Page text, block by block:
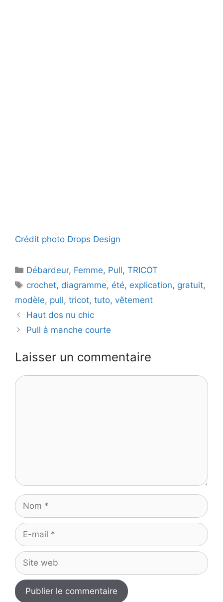
Crédit photo Drops Design
Catégories
Débardeur, Femme, Pull,TRICOT
Étiquettes
crochet, diagramme, été, explication, gratuit,
modèle, pull, tricot, tuto, vêtement
Haut dos nu chic
Pull à manche courte
Laisser un commentaire
Commentaire
Nom
E-
mail
Site
web